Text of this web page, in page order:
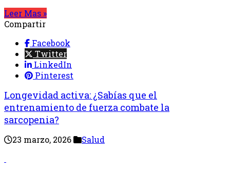
Leer Mas »
Compartir
Facebook
Twitter
LinkedIn
Pinterest
Longevidad activa: ¿Sabías que el
entrenamiento de fuerza combate la
sarcopenia?
23 marzo, 2026 Salud